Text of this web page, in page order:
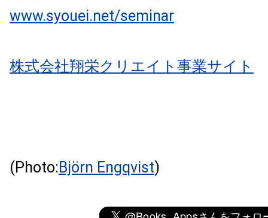
www.syouei.net/seminar
株式会社翔栄クリエイト事業サイト
(Photo:Björn Engqvist)